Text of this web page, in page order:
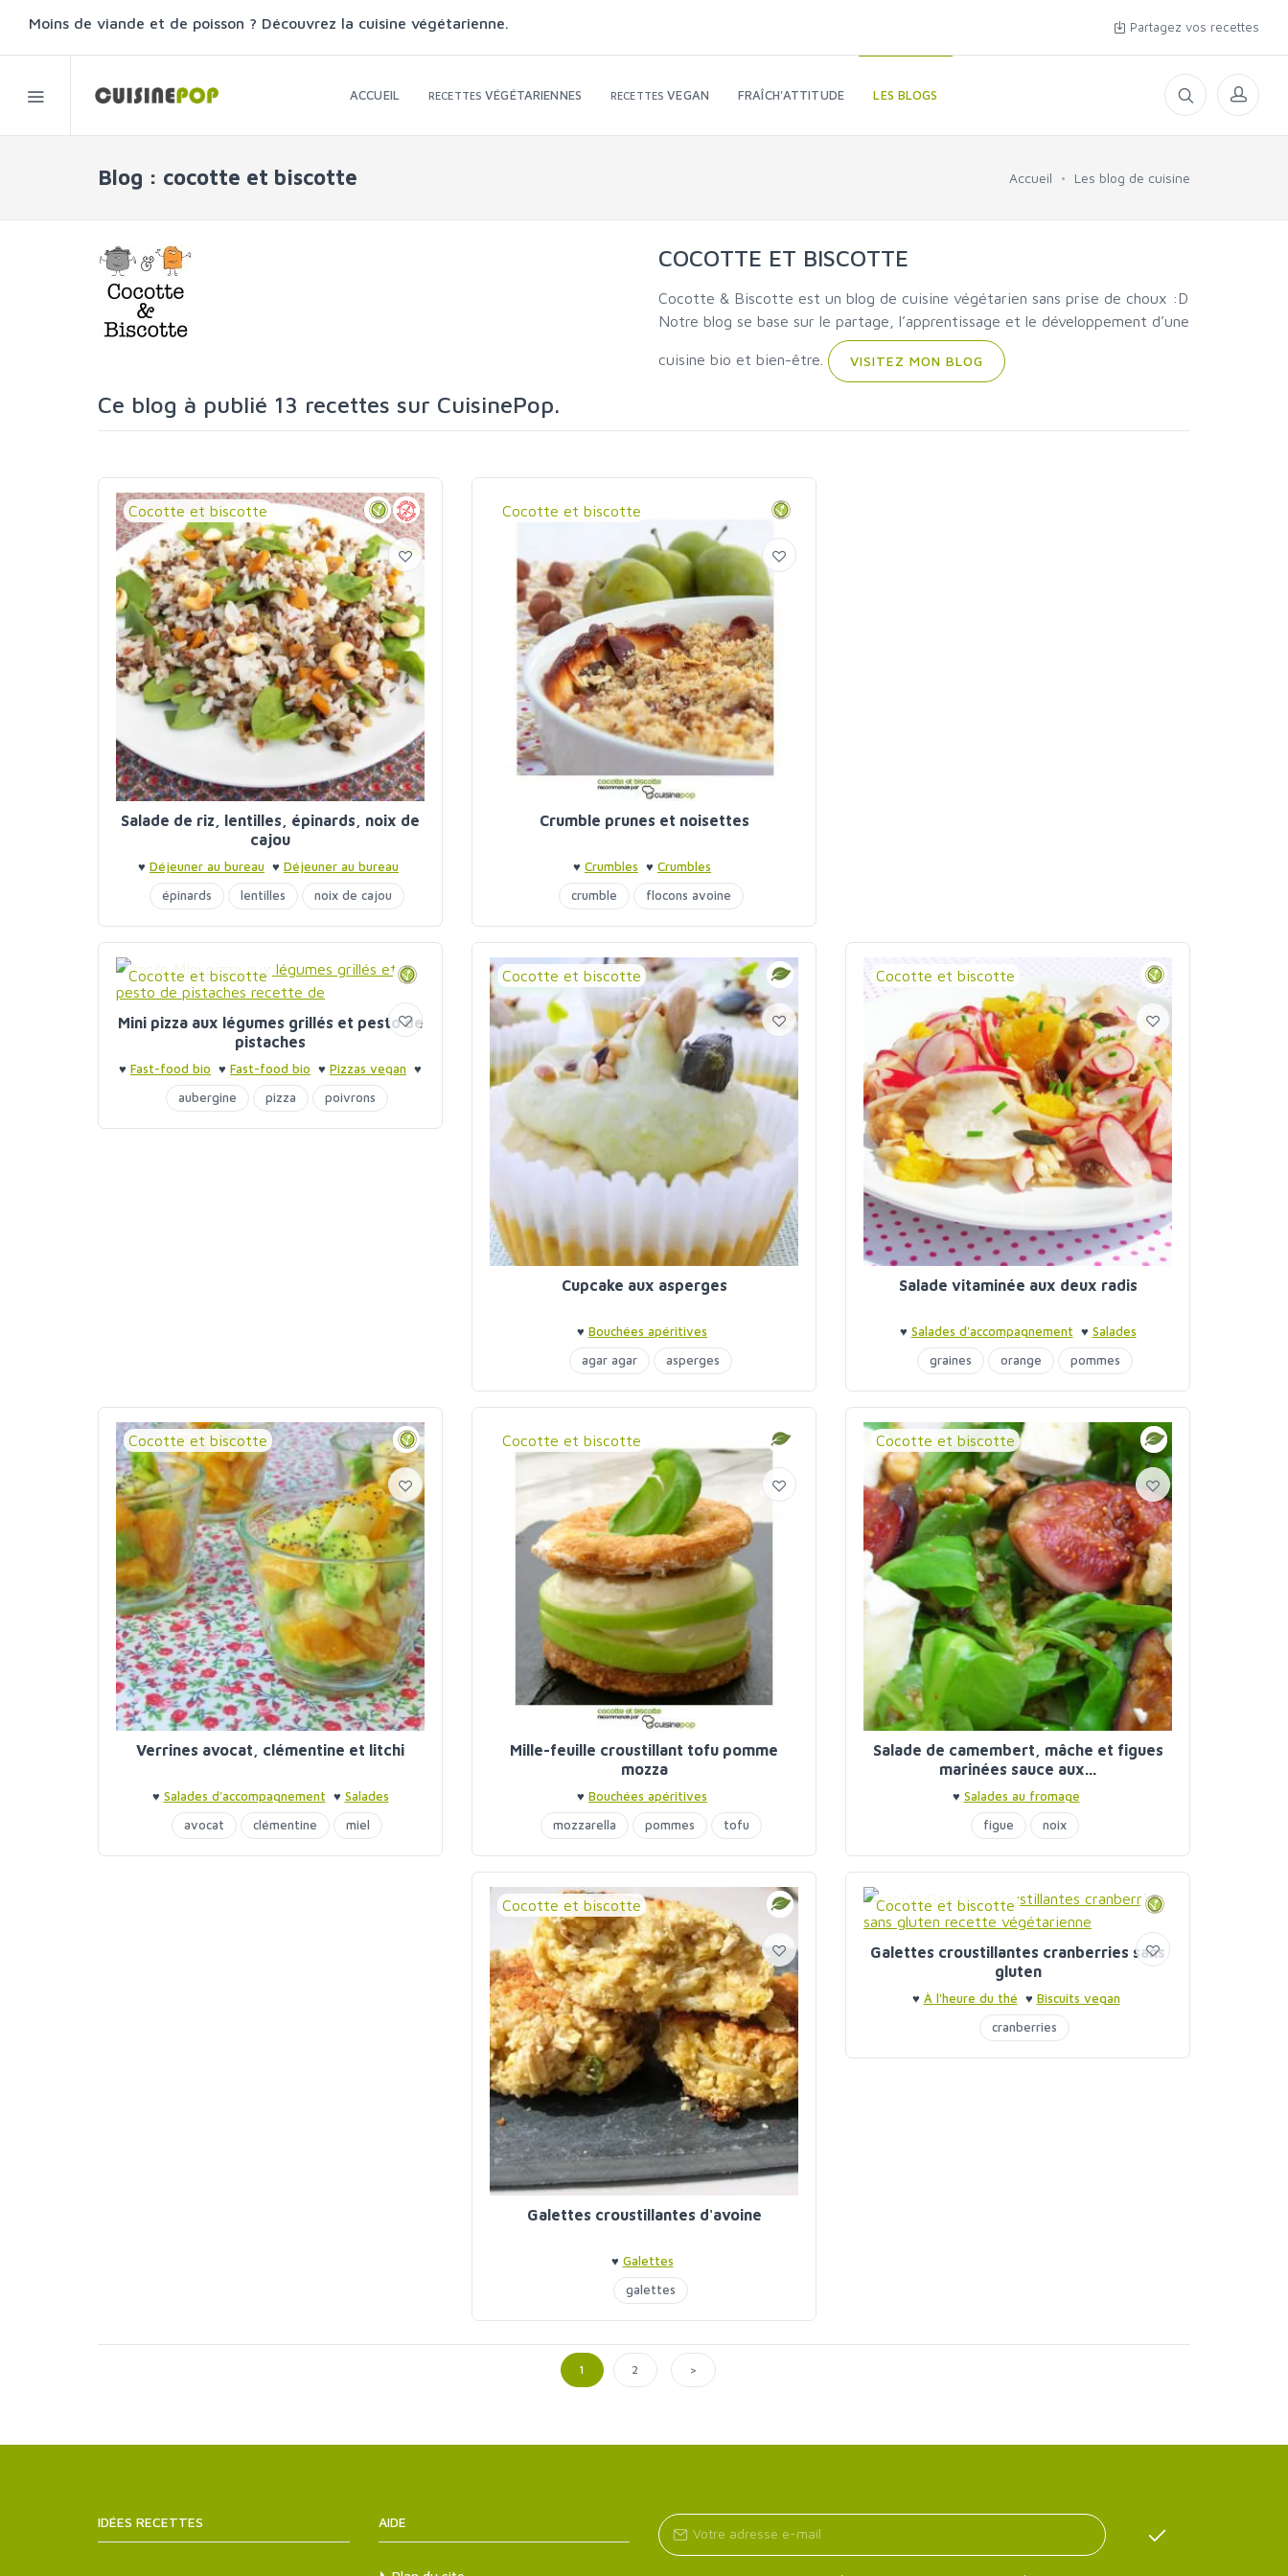
Moins de viande et de poisson ? Découvrez la cuisine végétarienne. Partagez vos recettes
ACCUEIL RECETTESVÉGÉTARIENNES RECETTESVEGAN FRAÎCH'ATTITUDE LES BLOGS
Blog : cocotte et biscotte Accueil Les blog de cuisine
COCOTTE ET BISCOTTE
Cocotte & Biscotte est un blog de cuisine végétarien sans prise de choux :D
Notre blog se base sur le partage, l’apprentissage et le développement d’une
cuisine bio et bien-être. VISITEZ MON BLOG
Ce blog à publié 13 recettes sur CuisinePop.
Cocotte et biscotte
Salade de riz, lentilles, épinards, noix de
cajou
♥ Déjeuner au bureau ♥ Déjeuner au bureau
épinards
lentilles noix de cajou
Cocotte et biscotte
Crumble prunes et noisettes
♥ Crumbles ♥ Crumbles
crumble
flocons avoine
purée noisettes
Cocotte et biscotte
Mini pizza aux légumes grillés et pesto de
pistaches
♥ Fast-food bio ♥ Fast-food bio ♥ Pizzas vegan ♥
Pizzas
aubergine pizza poivrons
Cocotte et biscotte
Cupcake aux asperges
♥ Bouchées apéritives
agar agar
asperges
Cocotte et biscotte
Salade vitaminée aux deux radis
♥ Salades d'accompagnement ♥ Salades
d'accompagnement
graines orange pommes
raisins secs
Cocotte et biscotte
Verrines avocat, clémentine et litchi
♥ Salades d'accompagnement ♥ Salades
d'accompagnement
♥ Verrines
avocat clémentine miel
Cocotte et biscotte
Mille-feuille croustillant tofu pomme
mozza
♥ Bouchées apéritives
mozzarella
pommes tofu
Cocotte et biscotte
Salade de camembert, mâche et figues
marinées sauce aux...
♥ Salades au fromage
figue
noix
Cocotte et biscotte
Galettes croustillantes d'avoine
♥ Galettes
galettes
Cocotte et biscotte
Galettes croustillantes cranberries sans
gluten
♥ À l'heure du thé ♥ Biscuits vegan
cranberries
1 2 >
IDÉES RECETTES AIDE